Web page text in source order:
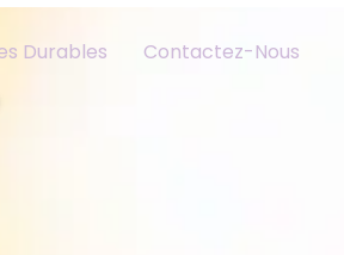
Durables Contactez-Nous